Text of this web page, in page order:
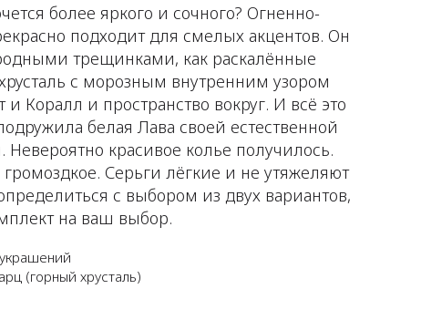
более яркого и сочного? Огненно-
подходит для смелых акцентов. Он
трещинками, как раскалённые
с морозным внутренним узором
и Коралл и пространство вокруг. И всё это
белая Лава своей естественной
Невероятно красивое колье получилось.
Серьги лёгкие и не утяжеляют
с выбором из двух вариантов,
на ваш выбор.
(горный хрусталь)